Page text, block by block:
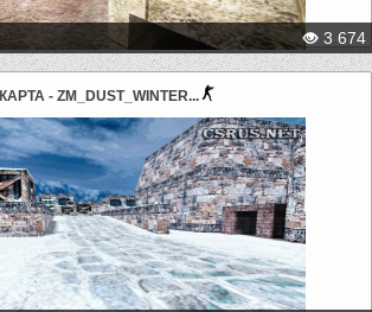
3 674
КАРТА - ZM_DUST_WINTER...